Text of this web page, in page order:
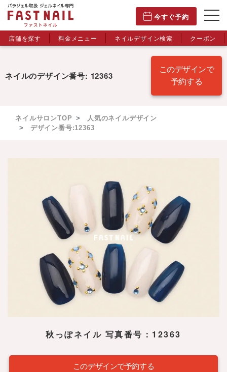
今すぐ予約
店舗を探す 料金メニュー ネイルデザイン検索 クーポン
ネイルのデザイン番号: 12363
このデザインで
予約する
ネイルサロンTOP
人気のネイルデザイン
デザイン番号:12363
秋っぽネイル 写真番号：12363
このデザインで予約する